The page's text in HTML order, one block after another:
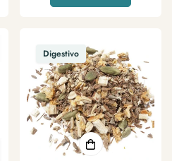
Digestivo